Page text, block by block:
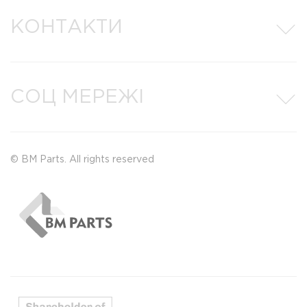
© BM Parts. All rights reserved
КОНТАКТИ
СОЦ МЕРЕЖІ